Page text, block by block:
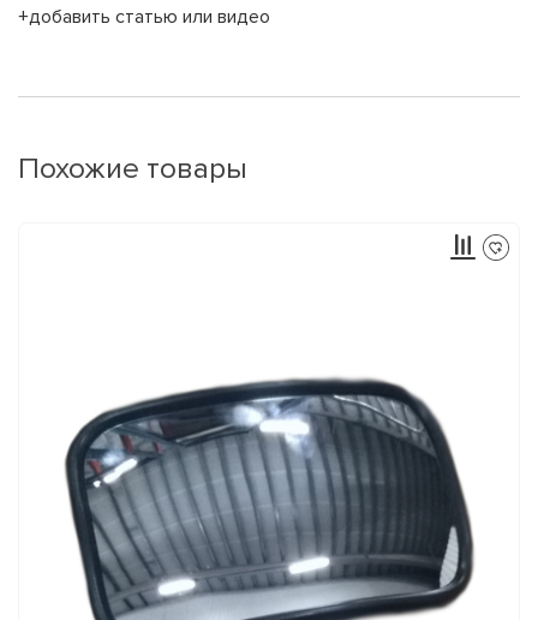
+добавить статью или видео
Похожие товары